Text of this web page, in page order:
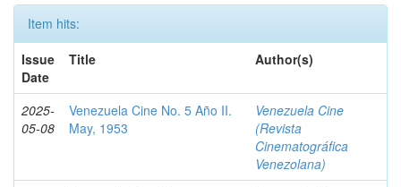
Item hits:
Issue
Date
Title Author(s)
2025-
05-08
Venezuela Cine No. 5 Año II.
May, 1953
Venezuela Cine
(Revista
Cinematográfica
Venezolana)